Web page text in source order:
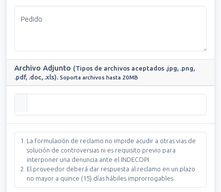
Pedido
Archivo Adjunto (Tipos de archivos aceptados .jpg, .png,
.pdf, .doc, .xls). Soporta archivos hasta 20MB
La formulación de reclamo no impide acudir a otras vias de
solución de controversias ni es requisito previo para
interponer una denuncia ante el INDECOPI
El proveedor deberá dar respuesta al reclamo en un plazo
no mayor a quince (15) días hábiles improrrogables.